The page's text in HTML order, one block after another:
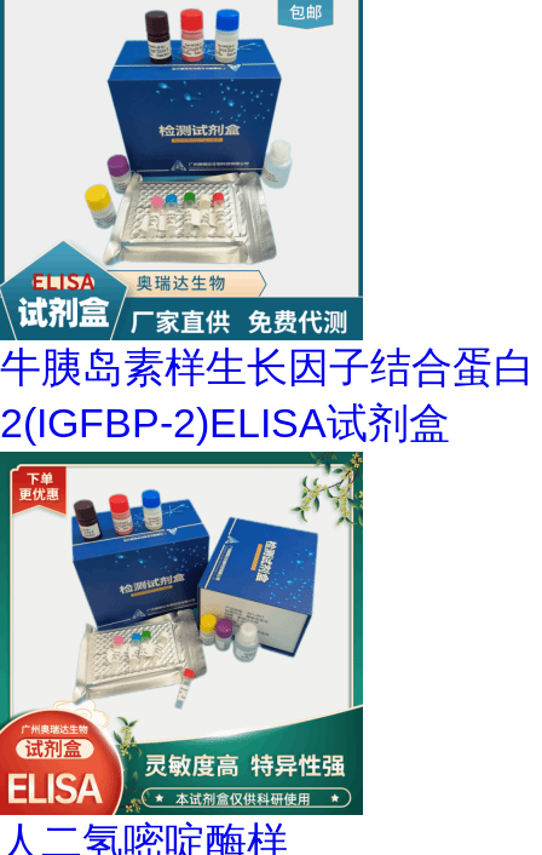
牛胰岛素样生长因子结合蛋白
2(IGFBP-2)ELISA试剂盒
人二氢嘧啶酶样